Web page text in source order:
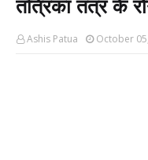
तंत्रिका तंत्र के
Ashis Patua October